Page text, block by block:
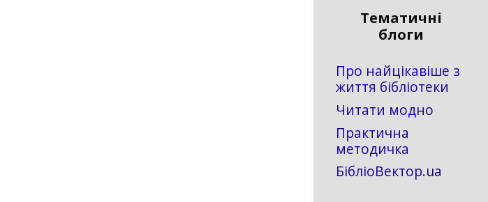
Тематичні
блоги
Про найцікавіше з
життя бібліотеки
Читати модно
Практична
методичка
БібліоВектор.ua